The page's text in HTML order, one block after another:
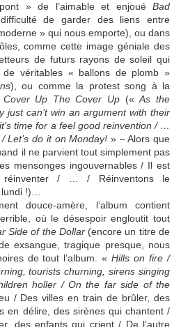
» de l’aimable et enjoué Bad
de garder des liens entre
» qui nous emporte), ou dans
comme cette image géniale des
de futurs rayons de soleil qui
véritables « ballons de plomb »
), ou comme la protest song à la
Cover Up The Cover Up («As the
just can’t win an argument with their
time for a feel good reinvention / …
Let’s do it on Monday! » – Alors que
il ne parvient tout simplement pas
mensonges ingouvernables / Il est
réinventer / … / Réinventons le
!)…
douce-amère, l’album contient
où le désespoir engloutit tout
Side of the Dollar(encore un titre de
exsangue, tragique presque, nous
de tout l’album. «Hills on fire /
tourists churning, sirens singing
holler / On the far side of the
/ Des villes en train de brûler, des
en délire, des sirènes qui chantent /
des enfants qui crient / De l’autre